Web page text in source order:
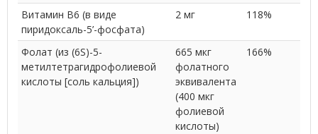
Витамин В6 (в виде
пиридоксаль-5’-фосфата)
2 мг 118%
Фолат (из (6S)-5-
метилтетрагидрофолиевой
кислоты [соль кальция])
665 мкг
фолатного
эквивалента
(400 мкг
фолиевой
кислоты)
166%